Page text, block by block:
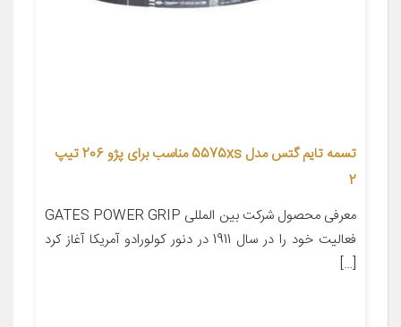
تسمه تایم گتس مدل 5575xs مناسب برای پژو 206 تیپ
2
معرفی محصول شرکت بین المللی GATES POWER GRIP
فعالیت خود را در سال 1911 در دنور کولورادو آمریکا آغاز کرد
[…]